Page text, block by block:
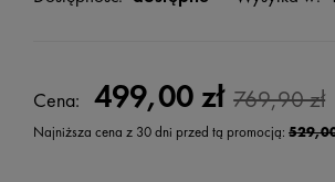
Cena: 499,00 zł 769,90 zł
Najniższa cena z 30 dni przed tą promocją: